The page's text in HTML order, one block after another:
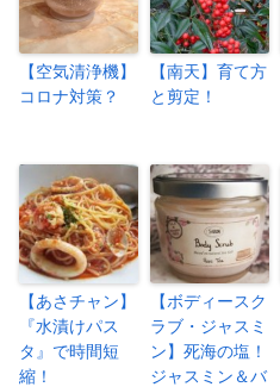
【空気清浄機】
コロナ対策？
【南天】育て方
と剪定！
【あさチャン】
『水漬けパス
タ』で時間短
縮！
【ボディースク
ラブ・ジャスミ
ン】死海の塩！
ジャスミン＆バ